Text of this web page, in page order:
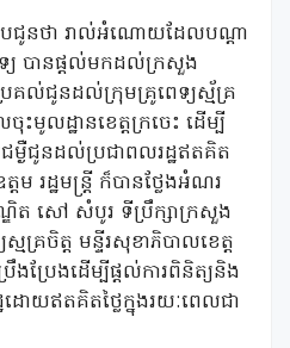
ាបជូនថា រាល់អំណោយដែលបណ្តា
យ បានផ្តល់មកដល់ក្រសួង
គល់ជូនដល់ក្រុមគ្រូពេទ្យស្ម័គ្រ
ចុះមូលដ្ឋានខេត្តក្រចេះ ដើម្បី
ម្ងឺជូនដល់ប្រជាពលរដ្ឋឥតគិត
តម រដ្ឋមន្ត្រី ក៏បានថ្លែងអំណរ
ឌិត សៅ សំបូរ ទីប្រឹក្សាក្រសួង
មគ្រចិត្ត មន្ទីរសុខាភិបាលខេត្ត
ប្រែងដើម្បីផ្តល់ការពិនិត្យនិង
ោយឥតគិតថ្លៃក្នុងរយៈពេលជា